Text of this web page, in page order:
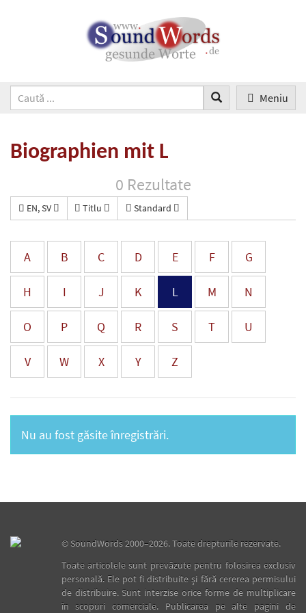
Meniu
Biographien mit L
0 Rezultate
EN, SV Titlu Standard
A B C D E F G
H I J K L M N
O P Q R S T U
V W X Y Z
Nu au fost găsite înregistrări.
©SoundWords2000–2026. Toate drepturile rezervate.
Toate articolele sunt prevăzute pentru folosirea exclusiv
personală. Ele pot fi distribuite şi fără cererea permisului
de distribuire. Sunt interzise orice forme de multiplicare
în scopuri comerciale. Publicarea pe alte pagini de